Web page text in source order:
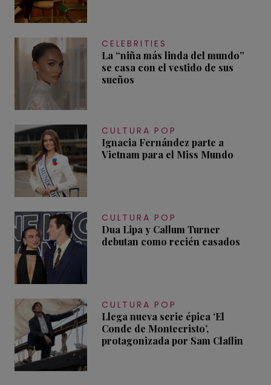
CELEBRITIES
La “niña más linda del mundo”
se casa con el vestido de sus
sueños
CULTURA POP
Ignacia Fernández parte a
Vietnam para el Miss Mundo
CULTURA POP
Dua Lipa y Callum Turner
debutan como recién casados
CULTURA POP
Llega nueva serie épica ‘El
Conde de Montecristo’,
protagonizada por Sam Claflin